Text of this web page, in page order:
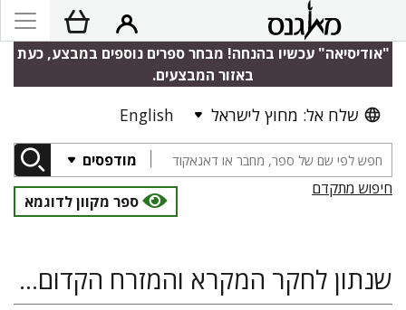
"אודיסיאה" עכשיו בהנחה! מבחר ספרים נוספים במבצע, כעת
באזור המבצעים.
שלח אל: מחוץ לישראל English
מודפסים
חיפוש מתקדם
ספר מקוון לדוגמא
שנתון לחקר המקרא והמזרח הקדום, המזרח הקדום, מקרא, מדעי היהדות